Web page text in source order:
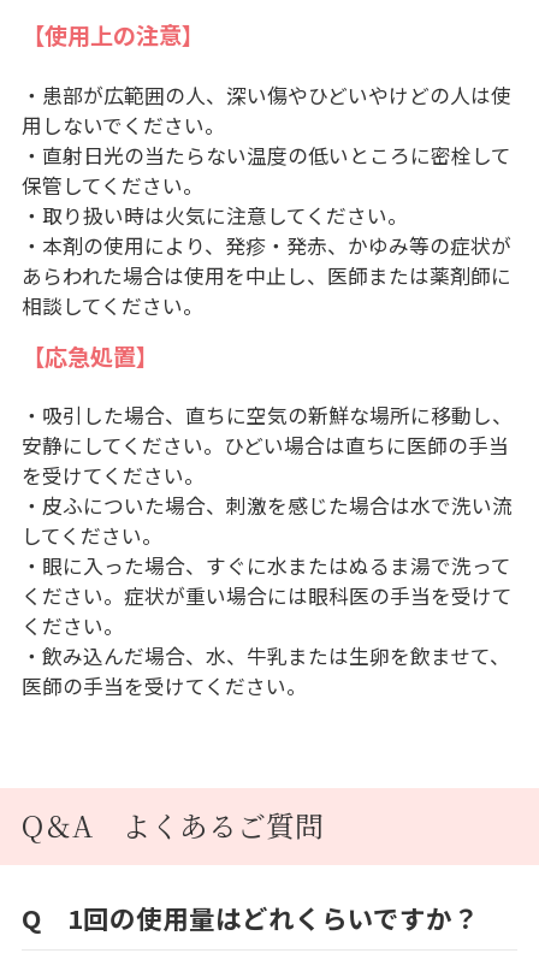
【使用上の注意】
・患部が広範囲の人、深い傷やひどいやけどの人は使
用しないでください。
・直射日光の当たらない温度の低いところに密栓して
保管してください。
・取り扱い時は火気に注意してください。
・本剤の使用により、発疹・発赤、かゆみ等の症状が
あらわれた場合は使用を中止し、医師または薬剤師に
相談してください。
【応急処置】
・吸引した場合、直ちに空気の新鮮な場所に移動し、
安静にしてください。ひどい場合は直ちに医師の手当
を受けてください。
・皮ふについた場合、刺激を感じた場合は水で洗い流
してください。
・眼に入った場合、すぐに水またはぬるま湯で洗って
ください。症状が重い場合には眼科医の手当を受けて
ください。
・飲み込んだ場合、水、牛乳または生卵を飲ませて、
医師の手当を受けてください。
Q＆A よくあるご質問
Q 1回の使用量はどれくらいですか？